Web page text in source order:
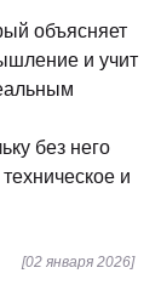
объясняет
и учит
без него
и
[02 января 2026]